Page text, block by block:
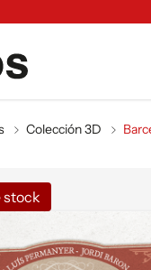
Colección 3D
stock